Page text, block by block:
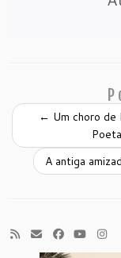
← Um choro
A antiga